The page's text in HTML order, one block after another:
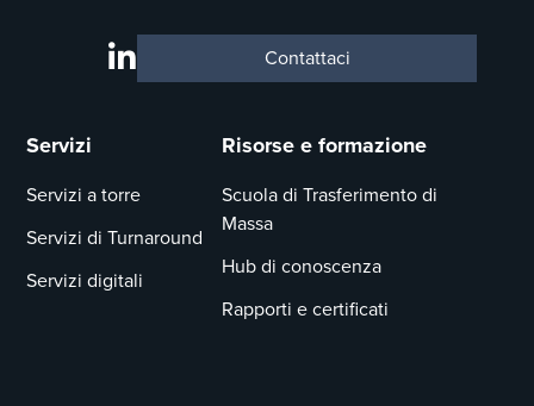
Contattaci
Servizi
Servizi a torre
Servizi di Turnaround
Servizi digitali
Risorse e formazione
Scuola di Trasferimento di
Massa
Hub di conoscenza
Rapporti e certificati